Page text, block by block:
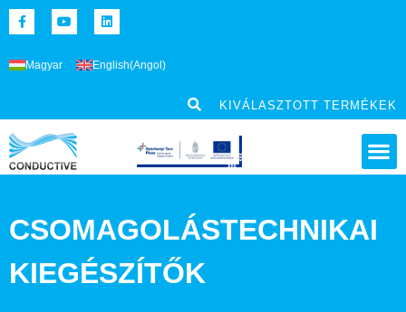
Magyar English(Angol )
KIVÁLASZTOTT TERMÉKEK
CSOMAGOLÁSTECHNIKAI
KIEGÉSZÍTŐK